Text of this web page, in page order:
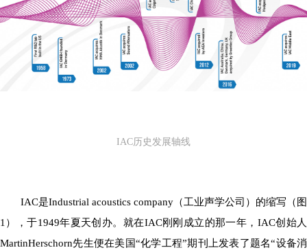
IAC历史发展轴线
IAC是Industrial acoustics company（工业声学公司）的缩写（图
1），于1949年夏天创办。就在IAC刚刚成立的那一年，IAC创始人
MartinHerschorn先生便在美国“化学工程”期刊上发表了题名“设备消